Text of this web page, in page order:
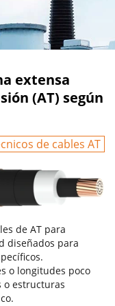
extensa
(AT) según
de cables AT
de AT para
diseñados para
o longitudes poco
o estructuras